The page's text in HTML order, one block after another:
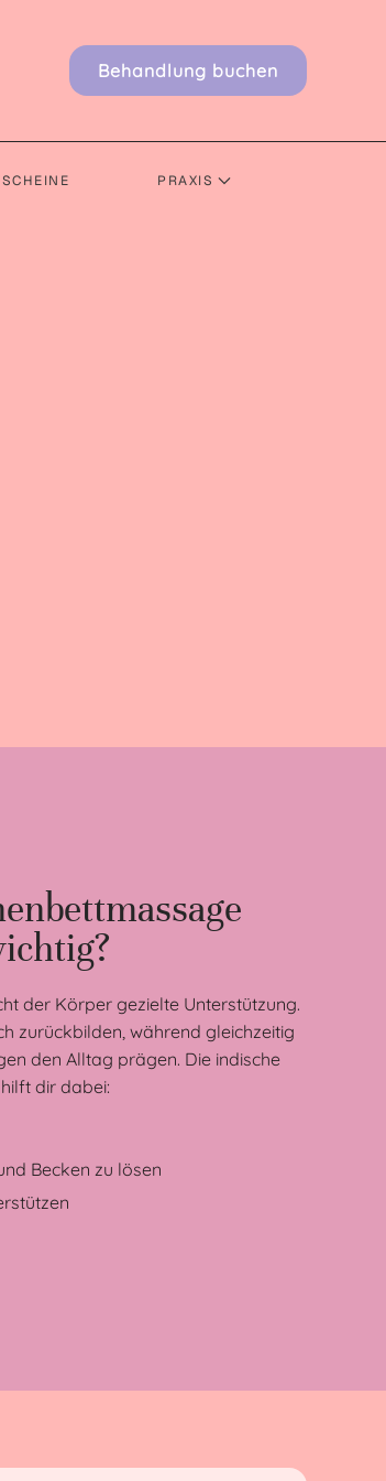
Behandlung buchen
PRAXIS
der Körper gezielte Unterstützung.
zurückbilden, während gleichzeitig
den Alltag prägen. Die indische
dir dabei:
Becken zu lösen